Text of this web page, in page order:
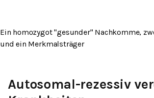
Ein homozygot "gesunder" Nachkomme,
und ein Merkmalsträger
Autosomal-rezessiv